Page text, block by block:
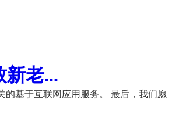
新老...
基于互联网应用服务。 最后，我们愿